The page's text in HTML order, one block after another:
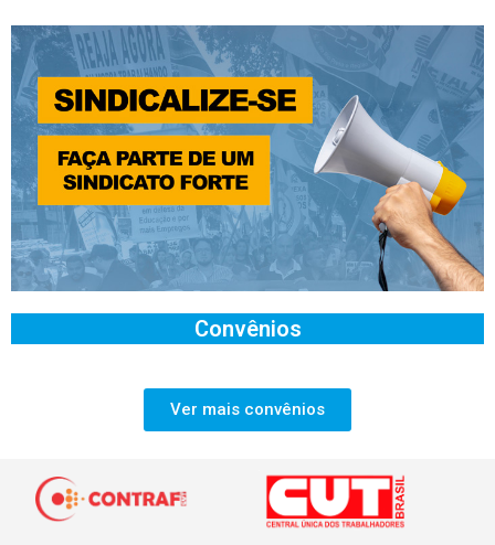
Convênios
Ver mais convênios